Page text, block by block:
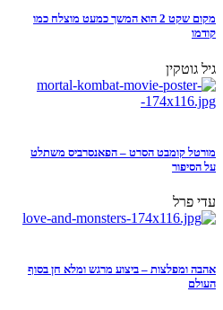
מקום שקט 2 הוא המשך כמעט מוצלח כמו
קודמו
גיל גוטקין
מורטל קומבט הסרט – הפאנסרביס משתלט
על הסיפור
עדי פרל
אהבה ומפלצות – ביצוע מרגש ומלא חן בסוף
העולם